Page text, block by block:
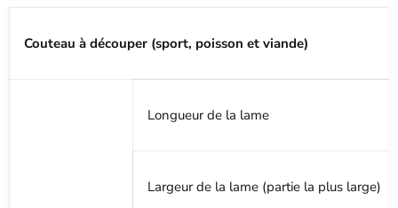
Couteau à découper (sport, poisson et viande)
Longueur de la lame
Largeur de la lame (partie la plus large)